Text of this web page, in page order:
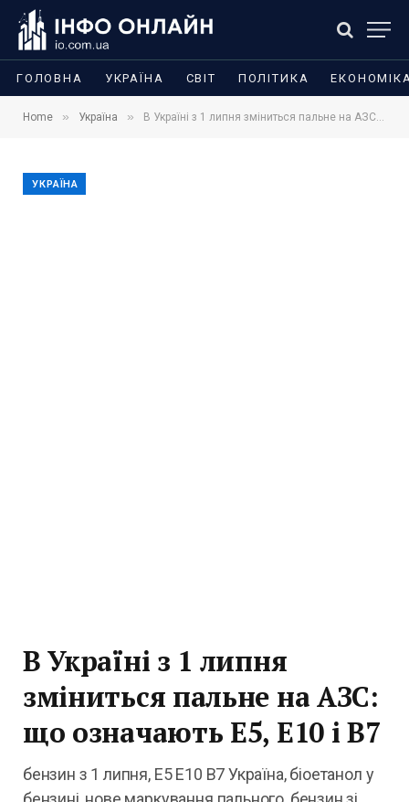
ГОЛОВНА УКРАЇНА СВІТ ПОЛІТИКА
Home » Україна » В Україні з 1 липня зміниться пальне на АЗС: що означають E5, E10 і B7
УКРАЇНА
В Україні з 1 липня
зміниться пальне на АЗС:
що означають E5, E10 і B7
бензин з 1 липня, E5 E10 B7 Україна, біоетанол у